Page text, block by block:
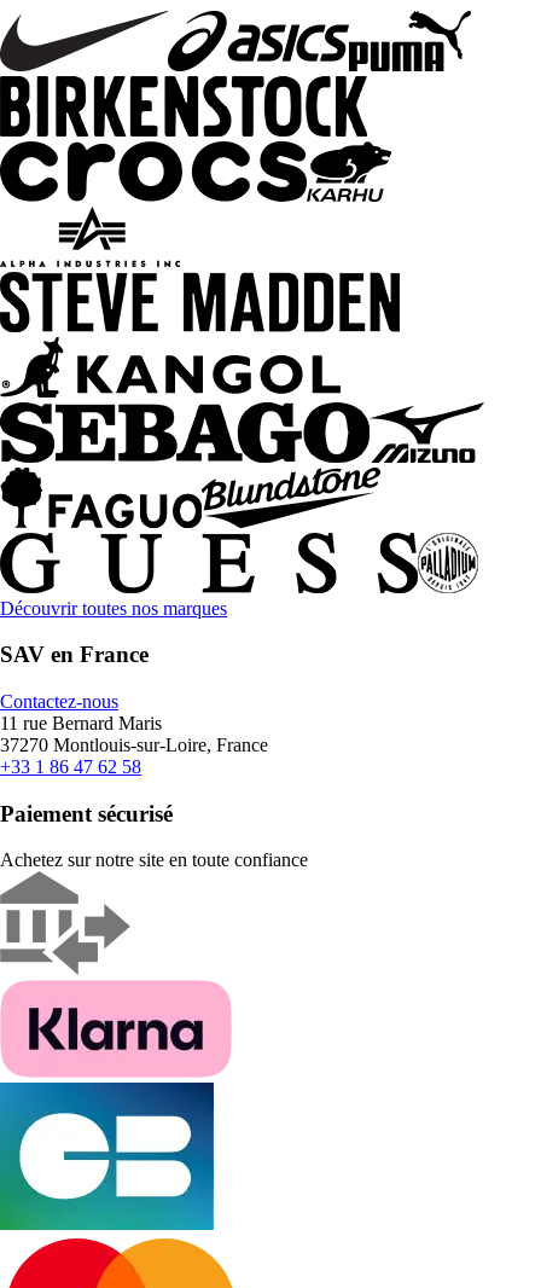
Découvrir toutes nos marques
SAV en France
Contactez-nous
11 rue Bernard Maris
37270 Montlouis-sur-Loire, France
+33 1 86 47 62 58
Paiement sécurisé
Achetez sur notre site en toute confiance